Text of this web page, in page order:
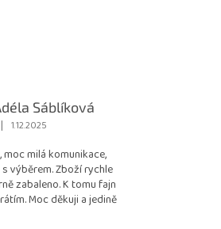
Sáblíková
Hodnocení obchodu je 5 z 5 hvězdiček.
| 1.12.2025
milá komunikace,
výběrem. Zboží rychle
zabaleno. K tomu fajn
Moc děkuji a jedině